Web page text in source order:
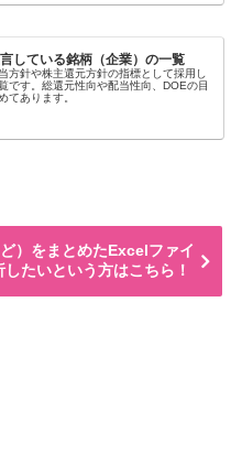
している銘柄（企業）の一覧
方針や株主還元方針の指標として採用し
です。総還元性向や配当性向、DOEの目
てあります。
）をまとめたExcelファイ
たいという方はこちら！